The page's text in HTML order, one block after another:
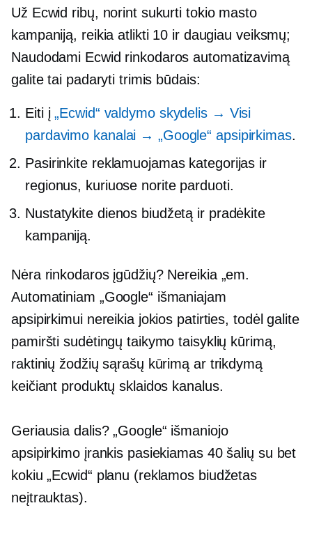
Už Ecwid ribų, norint sukurti tokio masto
kampaniją, reikia atlikti 10 ir daugiau veiksmų;
Naudodami Ecwid rinkodaros automatizavimą
galite tai padaryti trimis būdais:
Eiti į„Ecwid“ valdymo skydelis → Visi
pardavimo kanalai → „Google“ apsipirkimas.
Pasirinkite reklamuojamas kategorijas ir
regionus, kuriuose norite parduoti.
Nustatykite dienos biudžetą ir pradėkite
kampaniją.
Nėra rinkodaros įgūdžių? Nereikia „em.
Automatiniam „Google“ išmaniajam
apsipirkimui nereikia jokios patirties, todėl galite
pamiršti sudėtingų taikymo taisyklių kūrimą,
raktinių žodžių sąrašų kūrimą ar trikdymą
keičiant produktų sklaidos kanalus.
Geriausia dalis? „Google“ išmaniojo
apsipirkimo įrankis pasiekiamas 40 šalių su bet
kokiu „Ecwid“ planu (reklamos biudžetas
neįtrauktas).